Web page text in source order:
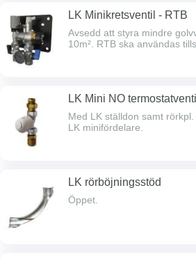
LK Minikretsventil - RTB
Avsedd att styra mindre
10m². RTB ska användas
R20, koppling ingår ej.Går
elektronisk reglerutrustning.
LK Mini NO
Med LK ställdon samt
LK minifördelare.
LK rörböjningsstöd
Öppet.